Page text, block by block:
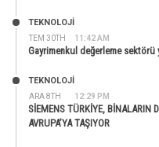
TEM 30TH 11:42 AM
TEKNOLOJİ
Gayrimenkul değerleme
ARA 8TH 12:29 PM
TEKNOLOJİ
SİEMENS TÜRKİYE, BİNALARIN
AVRUPA’YA TAŞIYOR